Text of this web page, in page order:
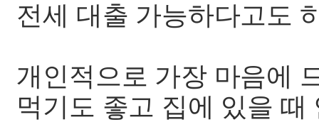
전세 대출 가능하다고도
개인적으로 가장 마음에
먹기도 좋고 집에 있을